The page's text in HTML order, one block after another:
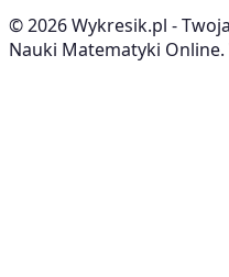
©2026Wykresik.pl -
Nauki Matematyki